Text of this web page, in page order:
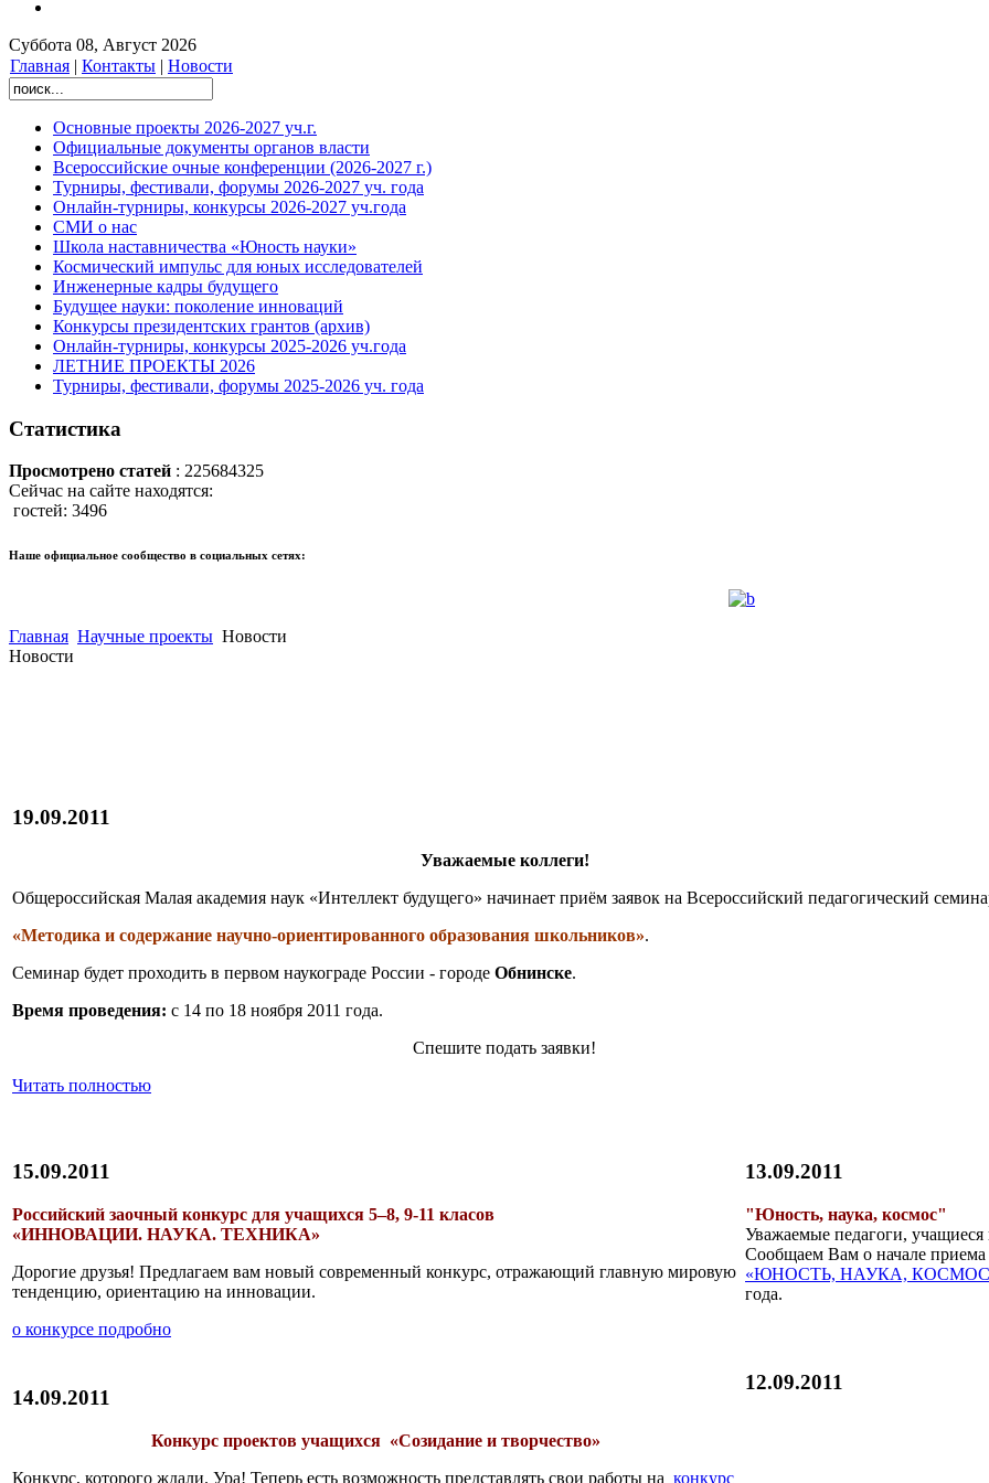
Суббота 08, Август 2026
Главная | Контакты | Новости
Основные проекты 2026-2027 уч.г.
Официальные документы органов власти
Всероссийские очные конференции (2026-2027 г.)
Турниры, фестивали, форумы 2026-2027 уч. года
Онлайн-турниры, конкурсы 2026-2027 уч.года
СМИ о нас
Школа наставничества «Юность науки»
Космический импульс для юных исследователей
Инженерные кадры будущего
Будущее науки: поколение инноваций
Конкурсы президентских грантов (архив)
Онлайн-турниры, конкурсы 2025-2026 уч.года
ЛЕТНИЕ ПРОЕКТЫ 2026
Турниры, фестивали, форумы 2025-2026 уч. года
Статистика
Просмотрено статей : 225684325
Сейчас на сайте находятся:
гостей: 3496
Наше официальное сообщество в социальных сетях:
Главная Научные проекты Новости
Новости
19.09.2011
Уважаемые коллеги!
Общероссийская Малая академия наук «Интеллект будущего» начинает приём заявок на Всероссийский педагогический
«Методика и содержание научно-ориентированного образования школьников».
Семинар будет проходить в первом наукограде России - городе Обнинске.
Время проведения: с 14 по 18 ноября 2011 года.
Спешите подать заявки!
Читать полностью
15.09.2011
Российский заочный конкурс для учащихся 5–8, 9-11 класов
«ИННОВАЦИИ. НАУКА. ТЕХНИКА»
Дорогие друзья! Предлагаем вам новый современный конкурс, отражающий главную мировую
тенденцию, ориентацию на инновации.
о конкурсе подробно
14.09.2011
Конкурс проектов учащихся «Созидание и творчество»
Конкурс, которого ждали. Ура! Теперь есть возможность представлять свои работы на конкурс
13.09.2011
"Юность, наука, космос"
Уважаемые педагоги, учащиеся
Сообщаем Вам о начале приема
«ЮНОСТЬ, НАУКА, КОСМОС
года.
12.09.2011